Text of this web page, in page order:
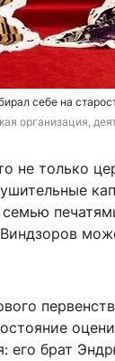
себе на
организация,
не только
его брат